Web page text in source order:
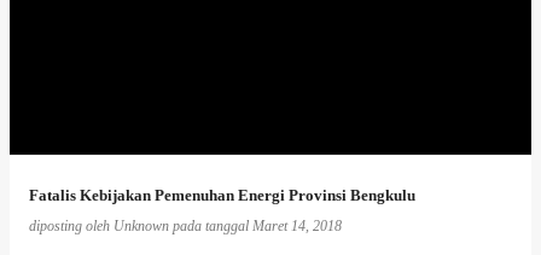
Fatalis Kebijakan Pemenuhan Energi Provinsi Bengkulu
diposting oleh Unknown pada tanggal Maret 14, 2018